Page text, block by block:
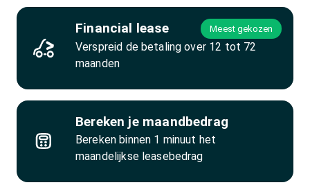
Financial lease Meest gekozen
Verspreid de betaling over 12 tot 72
maanden
Bereken je maandbedrag
Bereken binnen 1 minuut het
maandelijkse leasebedrag